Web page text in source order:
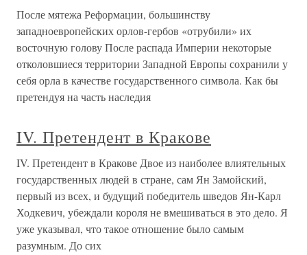
После мятежа Реформации, большинству
западноевропейских орлов-гербов «отрубили» их
восточную голову После распада Империи некоторые
отколовшиеся территории Западной Европы сохранили у
себя орла в качестве государственного символа. Как бы
претендуя на часть наследия
IV. Претендент в Кракове
IV. Претендент в Кракове Двое из наиболее влиятельных
государственных людей в стране, сам Ян Замойский,
первый из всех, и будущий победитель шведов Ян-Карл
Ходкевич, убеждали короля не вмешиваться в это дело. Я
уже указывал, что такое отношение было самым
разумным. До сих